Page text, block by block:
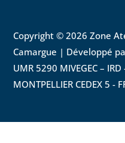
Copyright © 2026 Zone
Camargue | Développé
UMR 5290 MIVEGEC –
MONTPELLIER CEDEX 5 -